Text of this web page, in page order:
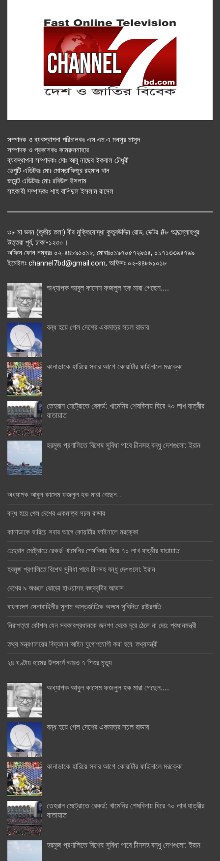
সম্পাদক ও ব্যবস্থাপনা পরিচালকঃ এস.এম.এ মনসুর মাসুদ
সম্পাদক ও প্রকাশকঃ কামরুননাহার
ব্যবস্থাপনা সম্পাদকঃ মোঃ আবু নাছের ইকবাল চৌধুরী
ডেপুটি এডিটরঃ মোঃ মোস্তাফিজুর রহমান খান
জয়েন্ট এডিটরঃ মোঃ রবিউল ইসলাম
সহকারী সম্পাদকঃ শাহ রাশিদুল ইসলাম রাসেল
৩৮ মা ভবন (তৃতীয় তলা) বীর মুক্তিযোদ্ধা কুতুবউদ্দিন রোড, সেক্টর #৮ আব্দুল্লাহপুর
উত্তরা পূর্ব, ঢাকা-১২৩০।
অফিস ফোন নম্বরঃ ০২-৪৪৮৯১০১৮, মোবাঃ০১৯৭০৫৭২৯৩৪, ০১৭১৩৩৯৪৭৯৯
ইমেইলঃ channel7bd@gmail.com, অফিসঃ ০২-৪৪৮৯১০১৮
অধ্যাপক আবুল কাসেম ফজলুল হক মারা গেছেন….
বন্ধ হয়ে গেল দেশের একমাত্র সচল রাডার
কানাডাকে হারিয়ে সবার আগে কোয়ার্টার ফাইনালে মরক্কো
তেহরান মেট্রোতে রেকর্ড: খামেনির শেষবিদায় ঘিরে ৭০ লাখ যাত্রীর
যাতায়াত
হরমুজ প্রণালিতে বিশেষ সুবিধা পাবে চীনসহ বন্ধু দেশগুলো: ইরান
অধ্যাপক আবুল কাসেম ফজলুল হক মারা গেছেন….
বন্ধ হয়ে গেল দেশের একমাত্র সচল রাডার
কানাডাকে হারিয়ে সবার আগে কোয়ার্টার ফাইনালে মরক্কো
তেহরান মেট্রোতে রেকর্ড: খামেনির শেষবিদায় ঘিরে ৭০ লাখ যাত্রীর যাতায়াত
হরমুজ প্রণালিতে বিশেষ সুবিধা পাবে চীনসহ বন্ধু দেশগুলো: ইরান
দেশের ৯ অঞ্চলে ঝোড়ো হাওয়াসহ বজ্রবৃষ্টির আভাস
বাংলাদেশ সেনাবাহিনীর সুনাম আন্তর্জাতিক অঙ্গনে সুবিদিত: রাষ্ট্রপতি
নিরাপত্তা কৌশল যেন সরকারপ্রধানকে জনগণ থেকে দূরে ঠেলে না দেয়: প্রধানমন্ত্রী
তথ্য মন্ত্রণালয়ের বিদ্যমান আইন যুগোপযোগী করা হবে: তথ্যমন্ত্রী
২৪ ঘণ্টায় হামের উপসর্গে আরও ৭ শিশুর মৃত্যু
অধ্যাপক আবুল কাসেম ফজলুল হক মারা গেছেন….
বন্ধ হয়ে গেল দেশের একমাত্র সচল রাডার
কানাডাকে হারিয়ে সবার আগে কোয়ার্টার ফাইনালে মরক্কো
তেহরান মেট্রোতে রেকর্ড: খামেনির শেষবিদায় ঘিরে ৭০ লাখ যাত্রীর
যাতায়াত
হরমুজ প্রণালিতে বিশেষ সুবিধা পাবে চীনসহ বন্ধু দেশগুলো: ইরান